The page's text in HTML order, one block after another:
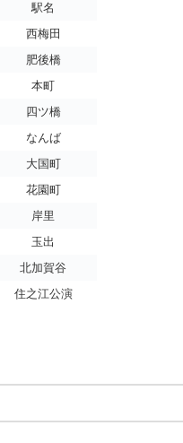
駅名
西梅田
肥後橋
本町
四ツ橋
なんば
大国町
花園町
岸里
玉出
北加賀谷
住之江公演